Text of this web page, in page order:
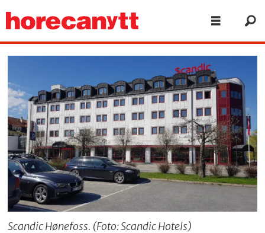
Scandic Hønefoss. (Foto: Scandic Hotels)